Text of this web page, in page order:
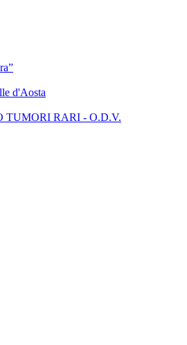
d'Aosta
TUMORI RARI - O.D.V.